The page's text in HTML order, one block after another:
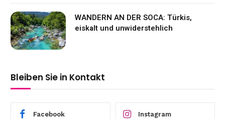
WANDERN AN DER SOCA: Türkis,
eiskalt und unwiderstehlich
Bleiben Sie in Kontakt
Facebook Instagram